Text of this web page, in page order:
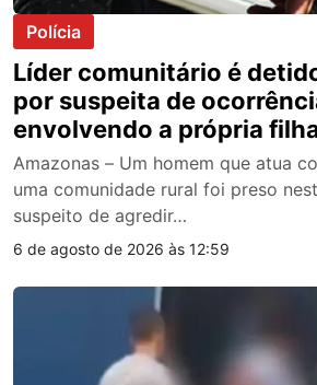
Polícia
Líder comunitário é
por suspeita de
envolvendo a própria
Itacoatiara
Amazonas – Um homem que atua
uma comunidade rural foi preso
suspeito de agredir…
6 de agosto de 2026 às 12:59